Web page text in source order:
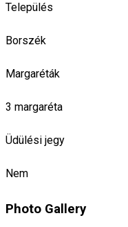
Település
Borszék
Margaréták
3 margaréta
Üdülési jegy
Nem
Photo Gallery